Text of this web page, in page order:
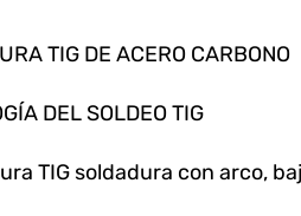
TIG DE ACERO CARBONO
DEL SOLDEO TIG
TIG soldadura con arco,